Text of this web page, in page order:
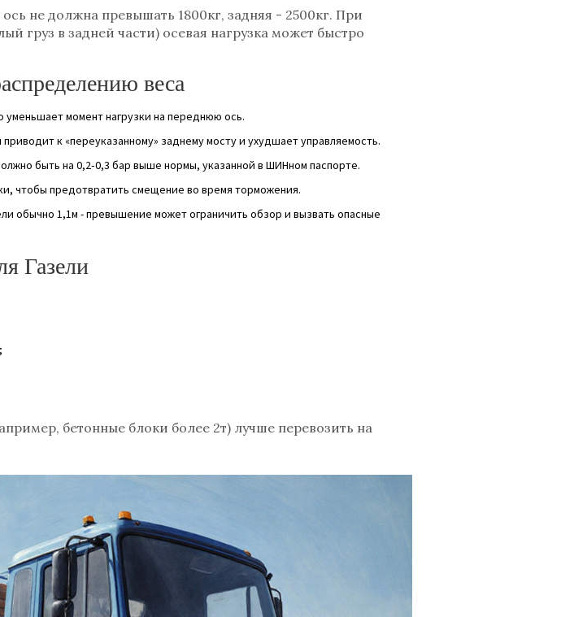
не должна превышать 1800кг, задняя - 2500кг. При
груз в задней части) осевая нагрузка может быстро
веса
уменьшает момент нагрузки на переднюю ось.
к «переуказанному» заднему мосту и ухудшает управляемость.
быть на 0,2‑0,3 бар выше нормы, указанной в ШИНном паспорте.
чтобы предотвратить смещение во время торможения.
обычно 1,1м - превышение может ограничить обзор и вызвать опасные
Газели
бетонные блоки более 2т) лучше перевозить на